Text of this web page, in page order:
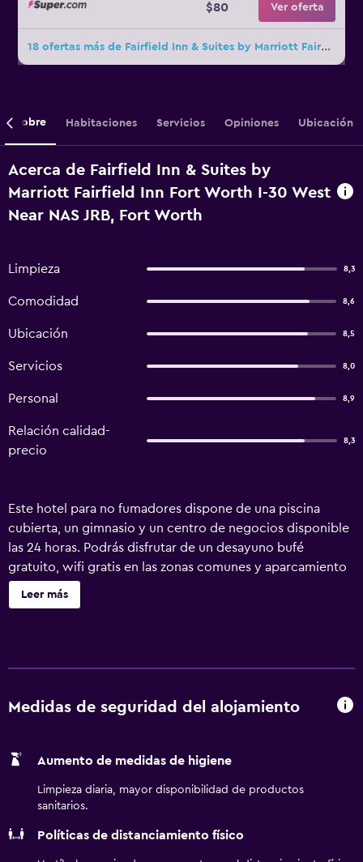
$80 Ver oferta
18 ofertas más de Fairfield Inn & Suites by Marriott Fairfield Inn Fort Worth I-30 West Near NAS JRB
Sobre Habitaciones Servicios Opiniones Ubicación
Acerca de Fairfield Inn & Suites by
Marriott Fairfield Inn Fort Worth I-30 West
Near NAS JRB, Fort Worth
Limpieza 8,3
Comodidad 8,6
Ubicación 8,5
Servicios 8,0
Personal 8,9
Relación calidad-
precio
8,3
Este hotel para no fumadores dispone de una piscina
cubierta, un gimnasio y un centro de negocios disponible
las 24 horas. Podrás disfrutar de un desayuno bufé
gratuito, wifi gratis en las zonas comunes y aparcamiento
gratuito. También encontrarás café o té en las zonas
comunes, un centro de negocios y lavandería. Se incluye
ofrece una televisión LCD de 37 pulgadas con canales por
frigorífico, microondas y cafetera y tetera. Los baños
diseño, artículos de higiene personal gratuitos y secador
gracias a nuestro acceso a Internet gratis (por cable y
wifi). Los servicios para las personas de negocios incluyen
Leer más
Medidas de seguridad del alojamiento
Aumento de medidas de higiene
Limpieza diaria, mayor disponibilidad de productos
sanitarios.
Políticas de distanciamiento físico